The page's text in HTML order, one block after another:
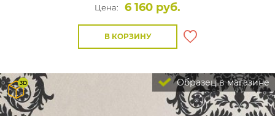
Цена:
6 160 руб.
В КОРЗИНУ
Образец в магазине